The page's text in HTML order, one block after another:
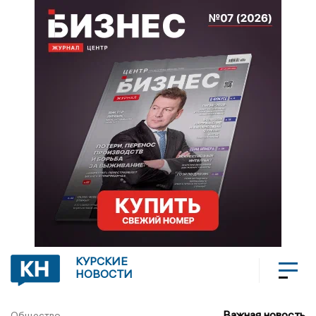
КУРСКИЕ
НОВОСТИ